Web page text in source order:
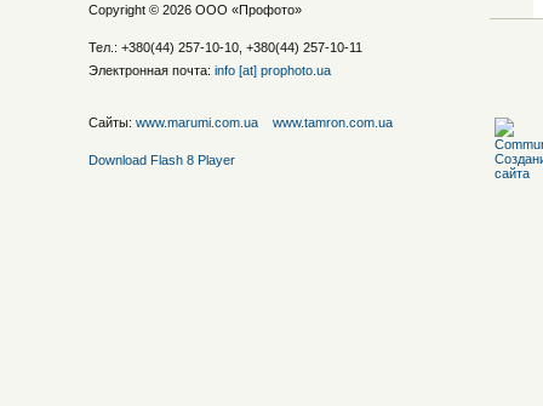
Copyright © 2026 ООО «Профото»
Тел.: +380(44) 257-10-10, +380(44) 257-10-11
Электронная почта: info [at] prophoto.ua
Сайты: www.marumi.com.ua www.tamron.com.ua
Download Flash 8 Player